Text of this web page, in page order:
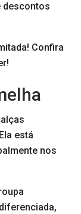
descontos
Confira
está
nos